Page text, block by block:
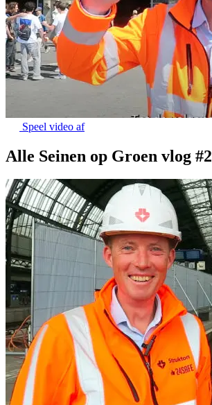
Speel video af
Alle Seinen op Groen vlog #2